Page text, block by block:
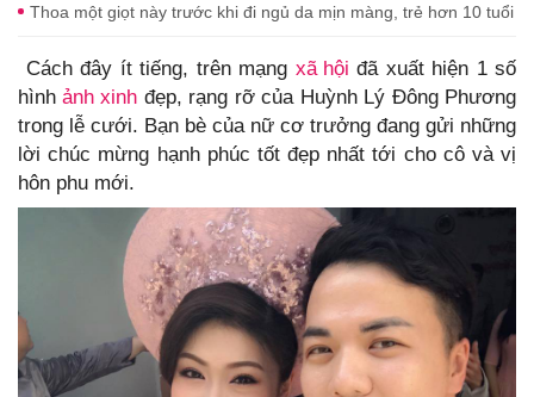
Thoa một giọt này trước khi đi ngủ da mịn màng, trẻ hơn 10 tuổi
Cách đây ít tiếng, trên mạng xã hội đã xuất hiện 1 số
hìnhảnh xinh đẹp, rạng rỡ của Huỳnh Lý Đông Phương
trong lễ cưới. Bạn bè của nữ cơ trưởng đang gửi những
lời chúc mừng hạnh phúc tốt đẹp nhất tới cho cô và vị
hôn phu mới.